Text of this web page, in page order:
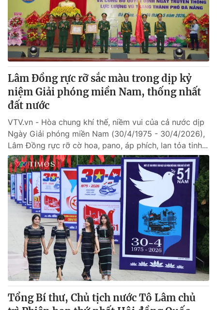
Lâm Đồng rực rỡ sắc màu trong dịp kỷ
niệm Giải phóng miền Nam, thống nhất
đất nước
VTV.vn - Hòa chung khí thế, niềm vui của cả nước dịp
Ngày Giải phóng miền Nam (30/4/1975 - 30/4/2026),
Lâm Đồng rực rỡ cờ hoa, pano, áp phích, lan tỏa tinh...
Tổng Bí thư, Chủ tịch nước Tô Lâm chủ